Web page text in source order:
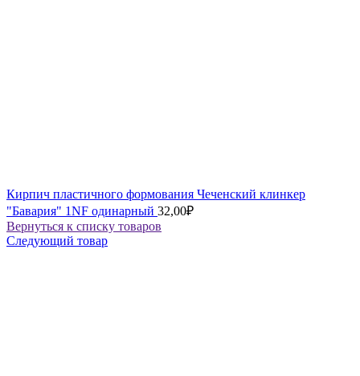
Кирпич пластичного формования Чеченский клинкер
"Бавария" 1NF одинарный 32,00₽
Вернуться к списку товаров
Следующий товар